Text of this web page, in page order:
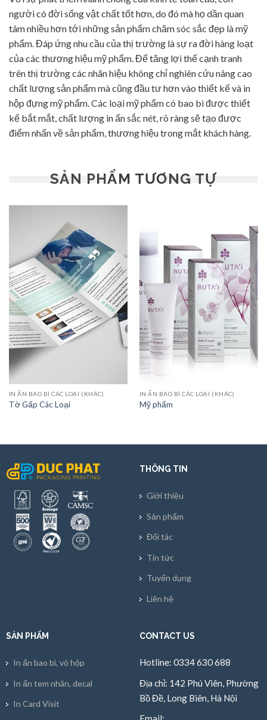
người có đời sống vật chất tốt hơn, do đó mà họ dần quan
tâm nhiều hơn tới những sản phẩm chăm sóc sắc đẹp là mỹ
phẩm. Đáp ứng nhu cầu của thị trường là sự ra đời hàng loạt
của các thương hiệu mỹ phẩm. Để tăng lợi thế cạnh tranh
trên thị trường các nhãn hiệu không chỉ nghiên cứu nâng cao
chất lượng sản phẩm mà cũng đầu tư hơn vào thiết kế và in
hộp đựng mỹ phẩm. Các loại mỹ phẩm có bao bì được thiết
kế bắt mắt, chất lượng in ấn sắc nét, rõ ràng sẽ tạo được
điểm nhấn về sản phẩm, thương hiệu trong mắt khách hàng.
SẢN PHẨM TƯƠNG TỰ
IN ẤN BAO BÌ CÁC LOẠI (KHÁC)
Tờ Gấp Các Loại
IN ẤN BAO BÌ CÁC LOẠI (KHÁC)
Mỹ phẩm
THÔNG TIN
Giới thiệu
Sản phẩm
Đối tác
Tin tức
Tuyển dụng
Liên hệ
SẢN PHẨM
In ấn bao bì, vỏ hộp
In ấn tem nhãn, decal
In Card Visit
CONTACT US
Hotline: 0334 630 688
Địa chỉ: 142 Phú Viên, Phường
Bồ Đề, Long Biên, Hà Nội